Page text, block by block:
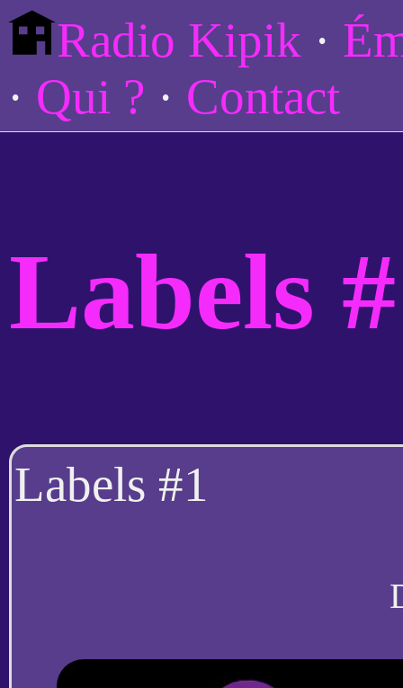
Radio Kipik
Qui ?
Contact
Labels
Labels #1